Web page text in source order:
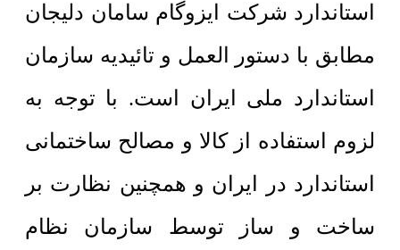
استاندارد شرکت ایزوگام سامان دلیجان
مطابق با دستور العمل و تائیدیه سازمان
استاندارد ملی ایران است. با توجه به
لزوم استفاده از کالا و مصالح ساختمانی
استاندارد در ایران و همچنین نظارت بر
ساخت و ساز توسط سازمان نظام